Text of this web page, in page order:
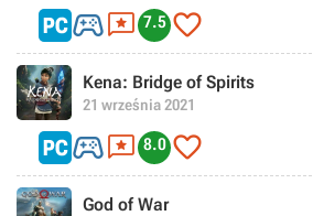
 7.5 
Kena: Bridge of Spirits
21 września 2021
 8.0 
God of War